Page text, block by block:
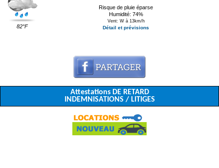
82°F
Risque de pluie éparse
Humidité: 74%
Vent: W à 13km/h
Détail et prévisions
Attestations DE RETARD
INDEMNISATIONS / LITIGES